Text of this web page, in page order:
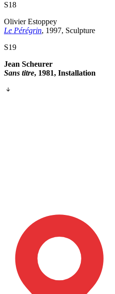
S18
Olivier Estoppey
Le Pérégrin, 1997, Sculpture
S19
Jean Scheurer
Sans titre, 1981, Installation